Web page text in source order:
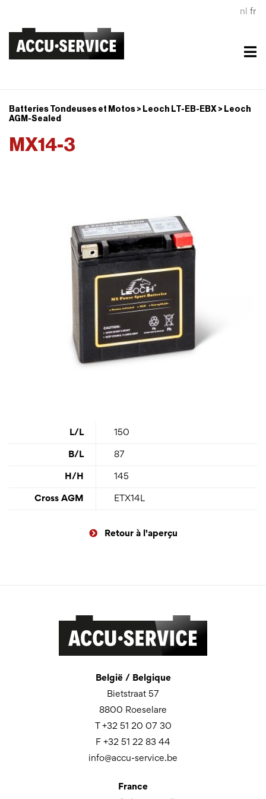
nl fr
Batteries Tondeuses et Motos > Leoch LT-EB-EBX > Leoch
AGM-Sealed
MX14-3
L/L 150
B/L 87
H/H 145
Cross AGM ETX14L
Retour à l'aperçu
België / Belgique
Bietstraat 57
8800 Roeselare
T +32 51 20 07 30
F +32 51 22 83 44
info@accu-service.be
France